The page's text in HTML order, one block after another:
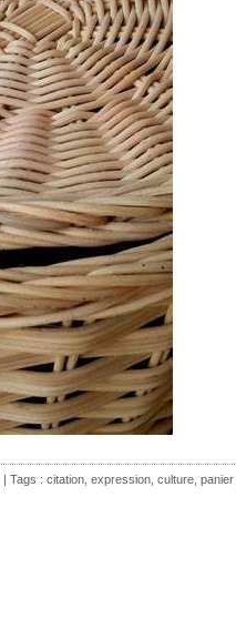
| Tags : citation expression culture